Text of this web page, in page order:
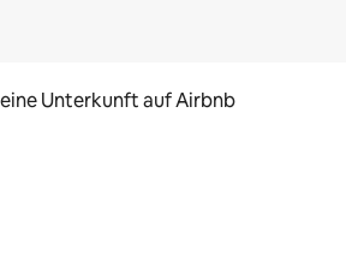
Unterkunft auf Airbnb